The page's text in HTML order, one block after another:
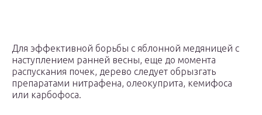
Для эффективной борьбы с яблонной медяницей с
наступлением ранней весны, еще до момента
распускания почек, дерево следует обрызгать
препаратами нитрафена, олеокуприта, кемифоса
или карбофоса.